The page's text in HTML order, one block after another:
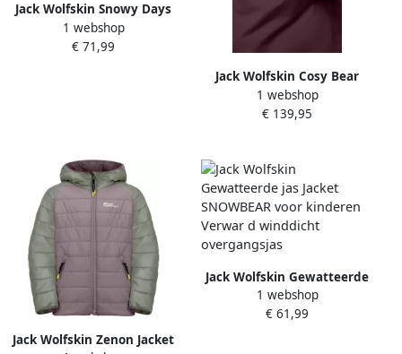
Jack Wolfskin Snowy Days
Jacket Kids Regenjack
Kinderen 104 enberry pink
1 webshop
€ 71,99
Jack Wolfskin Cosy Bear
Jacket Winterjack 104
enberry pink
1 webshop
€ 139,95
Jack Wolfskin Zenon Jacket
Jack Wolfskin Gewatteerde
jas Jacket SNOWBEAR voor
kinderen Verwar d
1 webshop
€ 61,99